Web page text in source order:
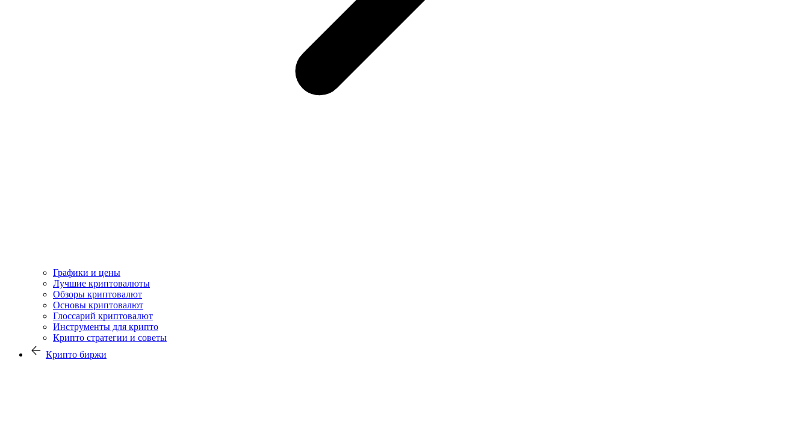
Графики и цены
Лучшие криптовалюты
Обзоры криптовалют
Основы криптовалют
Глоссарий криптовалют
Инструменты для крипто
Крипто стратегии и советы
Крипто биржи